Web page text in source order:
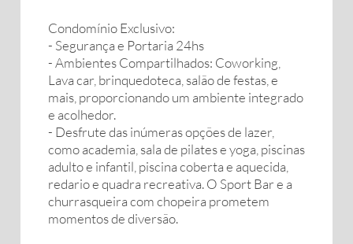
Condomínio Exclusivo:
- Segurança e Portaria 24hs
- Ambientes Compartilhados: Coworking,
Lava car, brinquedoteca, salão de festas, e
mais, proporcionando um ambiente integrado
e acolhedor.
- Desfrute das inúmeras opções de lazer,
como academia, sala de pilates e yoga, piscinas
adulto e infantil, piscina coberta e aquecida,
redario e quadra recreativa. O Sport Bar e a
churrasqueira com chopeira prometem
momentos de diversão.